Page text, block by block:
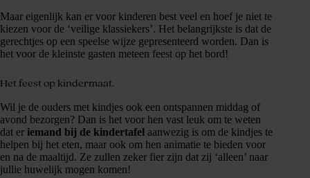
Maar eigenlijk kan er voor kinderen best veel en hoef je niet te
kiezen voor de ‘veilige klassiekers’. Het belangrijkste is dat de
gerechtjes op een speelse wijze gepresenteerd worden. Dan is
het voor de kleinste gasten meteen feest op het bord!
Het feest op kindermaat.
Wil je de ouders met kindjes ook een ontspannen middag of
avond bezorgen? Dan is het voor hen vast leuk om te weten
dat er iemand bij de kindertafel aanwezig is om de kindjes te
helpen bij het eten, maar ook om hen animatie te bieden voor
en na de maaltijd. Ze zullen zeker fier zijn dat zij ‘alleen’ naar
jullie huwelijk mogen komen!